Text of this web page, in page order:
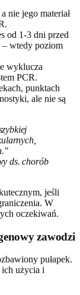
nie jego materiał
od 1-3 dni przed
wtedy poziom
wyklucza
PCR.
punktach
ale nie są
ds. chorób
jeśli
W
oczekiwań.
zawodzi
pułapek.
ich użycia i